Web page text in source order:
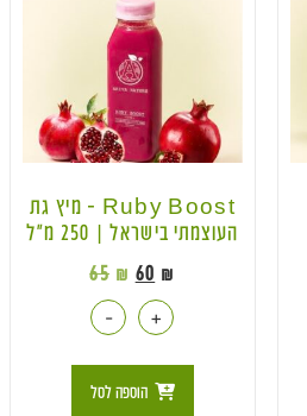
Ruby Boost – מיץ גת
העוצמתי בישראל | 250 מ״ל
65 ₪ 60 ₪
- +
הוספה לסל